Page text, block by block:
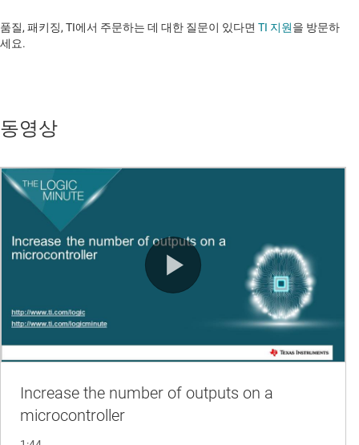
품질, 패키징, TI에서 주문하는 데 대한 질문이 있다면 TI 지원을 방문하
세요. ​​​​​​​​​​​​​​
동영상